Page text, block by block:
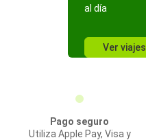
al día
Ver viajes
Pago seguro
Utiliza Apple Pay, Visa y